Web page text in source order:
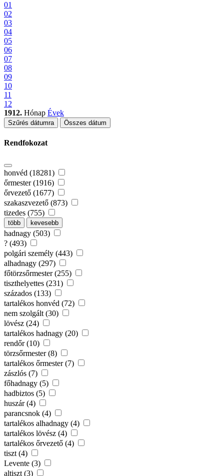
01
02
03
04
05
06
07
08
09
10
11
12
1912. Hónap Évek
Szűrés dátumra Összes dátum
Rendfokozat
honvéd (18281)
őrmester (1916)
őrvezető (1677)
szakaszvezető (873)
tizedes (755)
több kevesebb
hadnagy (503)
? (493)
polgári személy (443)
alhadnagy (297)
főtörzsőrmester (255)
tiszthelyettes (231)
százados (133)
tartalékos honvéd (72)
nem szolgált (30)
lövész (24)
tartalékos hadnagy (20)
rendőr (10)
törzsőrmester (8)
tartalékos őrmester (7)
zászlós (7)
főhadnagy (5)
hadbiztos (5)
huszár (4)
parancsnok (4)
tartalékos alhadnagy (4)
tartalékos lövész (4)
tartalékos őrvezető (4)
tiszt (4)
Levente (3)
altiszt (3)